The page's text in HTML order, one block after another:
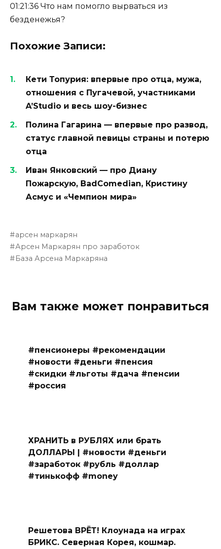
01:21:36 Что нам помогло вырваться из
безденежья?
Похожие Записи:
Кети Топурия: впервые про отца, мужа,
отношения с Пугачевой, участниками
A’Studio и весь шоу-бизнес
Полина Гагарина — впервые про развод,
статус главной певицы страны и потерю
отца
Иван Янковский — про Диану
Пожарскую, BadComedian, Кристину
Асмус и «Чемпион мира»
арсен маркарян
Арсен Маркарян про заработок
База Арсена Маркаряна
Вам также может понравиться
#пенсионеры #рекомендации
#новости #деньги #пенсия
#скидки #льготы #дача #пенсии
#россия
ХРАНИТЬ в РУБЛЯХ или брать
ДОЛЛАРЫ | #новости #деньги
#заработок #рубль #доллар
#тинькофф #money
Решетова ВРЁТ! Клоунада на играх
БРИКС. Северная Корея, кошмар.